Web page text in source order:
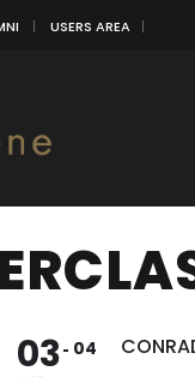
USERS AREA
03 04